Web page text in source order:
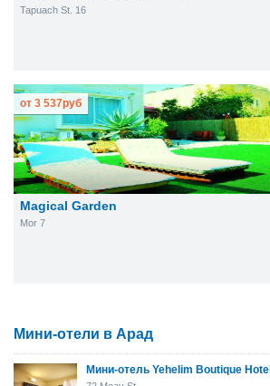
Tapuach St. 16
Magical Garden
Mor 7
от 3 537руб
Мини-отели в Арад
Мини-отель Yehelim Boutique Hotel